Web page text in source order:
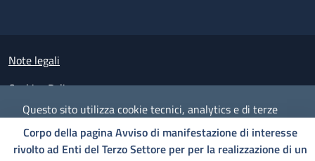
Questo sito utilizza cookie tecnici, analytics e di terze
parti.Proseguendo nella navigazione accetti l'utilizzo dei
cookie.
Corpo della pagina Avviso di manifestazione di interesse
rivolto ad Enti del Terzo Settore per per la realizzazione di un
Small prints
Note legali
Cookies Policy
Policy privacy e protezione del dato personale
Albo pretorio on-line